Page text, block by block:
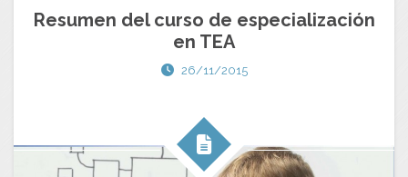
Resumen del curso de especialización
en TEA
26/11/2015